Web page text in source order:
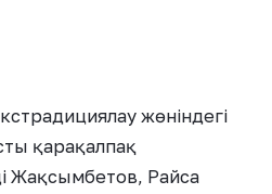
жөніндегі
қарақалпақ
Жақсымбетов, Райса